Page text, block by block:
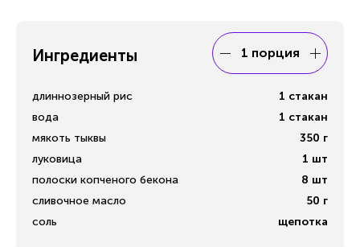
Ингредиенты 1 порция
длиннозерный рис 1 стакан
вода
1 стакан
мякоть тыквы
350 г
луковица
1 шт
полоски копченого бекона
8 шт
сливочное масло
50 г
соль
щепотка